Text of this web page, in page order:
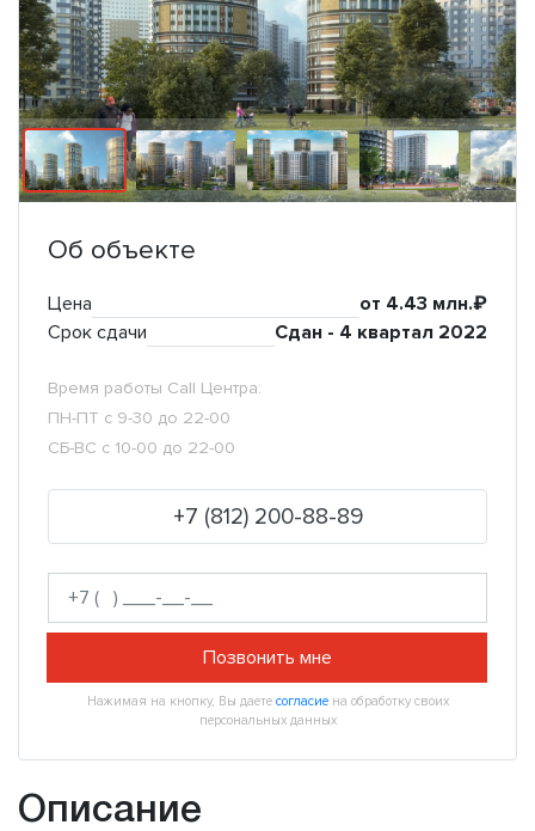
Об объекте
Цена
от 4.43 млн.₽
Срок сдачи
Сдан - 4 квартал 2022
Время работы Call Центра:
ПН-ПТ с 9-30 до 22-00
СБ-ВС с 10-00 до 22-00
+7 (812) 200-88-89
Позвонить мне
Нажимая на кнопку, Вы даете согласиена обработку своих
персональных данных
Описание